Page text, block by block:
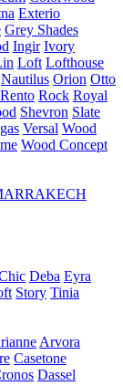
Exterio
Grey Shades
Ingir Ivory
Loft Lofthouse
Nautilus Orion Otto
Rento Rock Royal
Shevron Slate
Versal Wood
Wood Concept
Deba Eyra
Story Tinia
Arvora
Casetone
Dassel